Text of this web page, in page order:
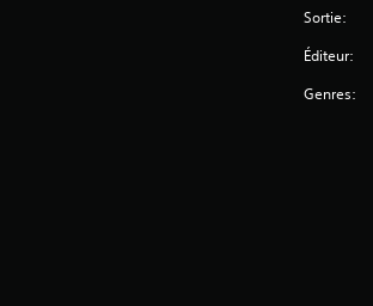
Sortie:
Éditeur:
Genres: